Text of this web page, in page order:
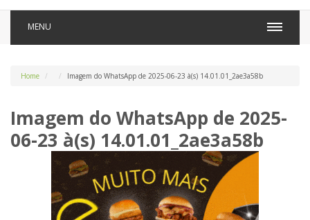
MENU
Home Imagem do WhatsApp de 2025-06-23 à(s) 14.01.01_2ae3a58b
Imagem do WhatsApp de 2025-
06-23 à(s) 14.01.01_2ae3a58b